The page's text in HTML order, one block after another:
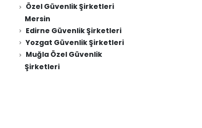
Özel Güvenlik Şirketleri
Mersin
Edirne Güvenlik Şirketleri
Yozgat Güvenlik Şirketleri
Muğla Özel Güvenlik
Şirketleri